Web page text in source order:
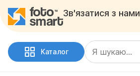
Зв'язатися з нами
Каталог